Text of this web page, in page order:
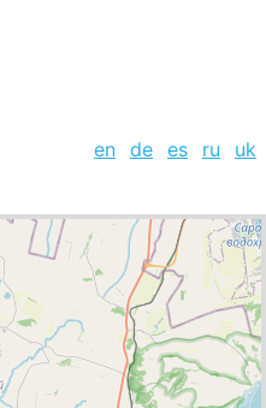
en de es ru
uk